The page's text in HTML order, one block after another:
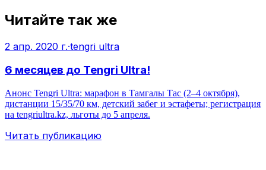
Читайте так же
2 апр. 2020 г.·tengri ultra
6 месяцев до Tengri Ultra!
Анонс Tengri Ultra: марафон в Тамгалы Тас (2–4 октября),
дистанции 15/35/70 км, детский забег и эстафеты; регистрация
на tengriultra.kz, льготы до 5 апреля.
Читать публикацию